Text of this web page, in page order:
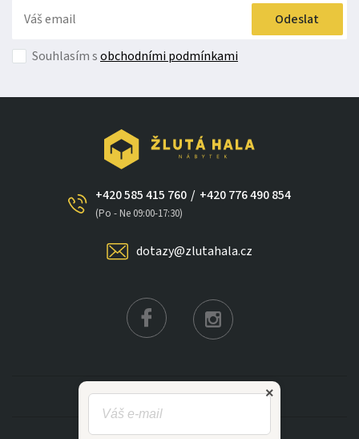
Odeslat
Souhlasím sobchodními podmínkami
+420 585 415 760
(Po - Ne 09:00-17:30)
/ +420 776 490 854
dotazy@zlutahala.cz
KATEGORIE ×